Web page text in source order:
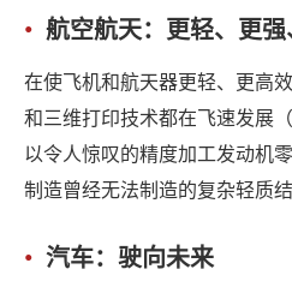
航空航天：更轻、更
在使飞机和航天器更轻、更高
和三维打印技术都在飞速发展
以令人惊叹的精度加工发动机
制造曾经无法制造的复杂轻质
汽车：驶向未来